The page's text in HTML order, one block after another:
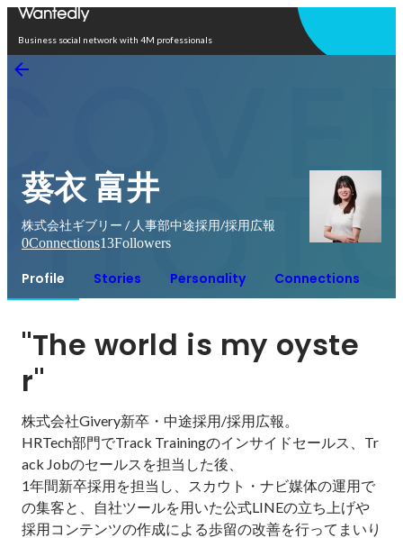
Business social network with 4M professionals
葵衣 富井
株式会社ギブリー / 人事部中途採用/採用広報
0Connections13Followers
Profile Stories Personality Connections
"The world is my oyste
r"
株式会社Givery新卒・中途採用/採用広報。
HRTech部門でTrack Trainingのインサイドセールス、Tr
ack Jobのセールスを担当した後、
1年間新卒採用を担当し、スカウト・ナビ媒体の運用で
の集客と、自社ツールを用いた公式LINEの立ち上げや
採用コンテンツの作成による歩留の改善を行ってまいり